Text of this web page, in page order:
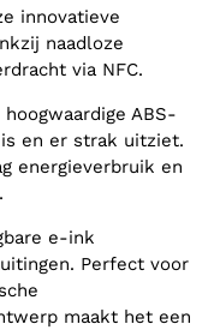
innovatieve
naadloze
via NFC.
ABS-
en er strak uitziet.
energieverbruik en
e-ink
Perfect voor
maakt het een